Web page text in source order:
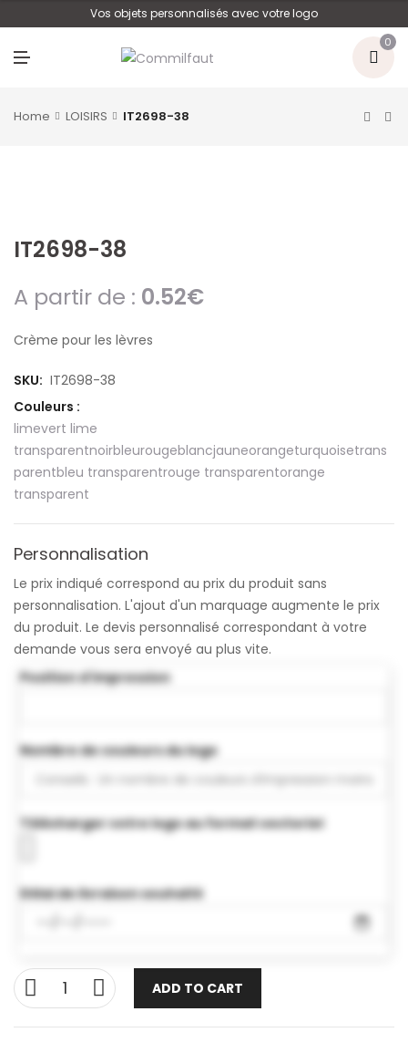
Vos objets personnalisés avec votre logo
0
Home LOISIRS IT2698-38
IT2698-38
A partir de : 0.52€
Crème pour les lèvres
SKU: IT2698-38
Couleurs :
limevert lime
transparentnoirbleurougeblancjauneorangeturquoisetrans
parentbleu transparentrouge transparentorange
transparent
Personnalisation
Le prix indiqué correspond au prix du produit sans
personnalisation. L'ajout d'un marquage augmente le prix
du produit. Le devis personnalisé correspondant à votre
demande vous sera envoyé au plus vite.
Position d'impression
Nombre de couleurs du logo
Télécharger votre logo au format vectoriel
Délai de livraison souhaité
ADD TO CART